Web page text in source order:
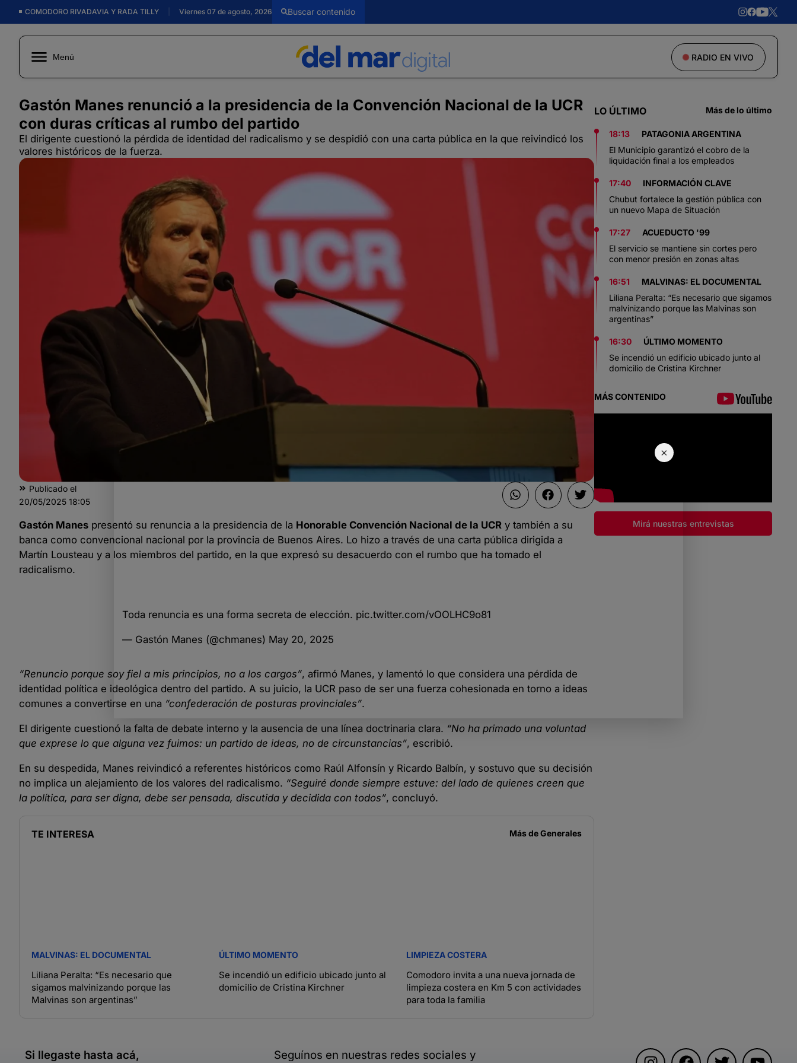
COMODORO RIVADAVIA Y RADA TILLY Viernes 07 de agosto, 2026
Menú RADIO EN VIVO
×
Gastón Manes renunció a la presidencia de la Convención Nacional de la UCR
con duras críticas al rumbo del partido
El dirigente cuestionó la pérdida de identidad del radicalismo y se despidió con una carta pública en la que reivindicó los
valores históricos de la fuerza.
Publicado el
20/05/2025 18:05
Gastón Manes presentó su renuncia a la presidencia de la Honorable Convención Nacional de la UCR y también a su
banca como convencional nacional por la provincia de Buenos Aires. Lo hizo a través de una carta pública dirigida a
Martín Lousteau y a los miembros del partido, en la que expresó su desacuerdo con el rumbo que ha tomado el
radicalismo.
Toda renuncia es una forma secreta de elección. pic.twitter.com/vOOLHC9o81
— Gastón Manes (@chmanes) May 20, 2025
“Renuncio porque soy fiel a mis principios, no a los cargos”, afirmó Manes, y lamentó lo que considera una pérdida de
identidad política e ideológica dentro del partido. A su juicio, la UCR paso de ser una fuerza cohesionada en torno a ideas
comunes a convertirse en una “confederación de posturas provinciales”.
El dirigente cuestionó la falta de debate interno y la ausencia de una línea doctrinaria clara. “No ha primado una voluntad
que exprese lo que alguna vez fuimos: un partido de ideas, no de circunstancias”, escribió.
En su despedida, Manes reivindicó a referentes históricos como Raúl Alfonsín y Ricardo Balbín, y sostuvo que su decisión
no implica un alejamiento de los valores del radicalismo. “Seguiré donde siempre estuve: del lado de quienes creen que
la política, para ser digna, debe ser pensada, discutida y decidida con todos”, concluyó.
TE INTERESA Más deGenerales
MALVINAS: EL DOCUMENTAL
Liliana Peralta: “Es necesario que
sigamos malvinizando porque las
Malvinas son argentinas”
ÚLTIMO MOMENTO
Se incendió un edificio ubicado junto al
domicilio de Cristina Kirchner
LIMPIEZA COSTERA
Comodoro invita a una nueva jornada de
limpieza costera en Km 5 con actividades
para toda la familia
LO ÚLTIMO Más de lo último
18:13
PATAGONIA ARGENTINA
El Municipio garantizó el cobro de la
liquidación final a los empleados
17:40
INFORMACIÓN CLAVE
Chubut fortalece la gestión pública con
un nuevo Mapa de Situación
17:27
ACUEDUCTO '99
El servicio se mantiene sin cortes pero
con menor presión en zonas altas
16:51
MALVINAS: EL DOCUMENTAL
Liliana Peralta: “Es necesario que sigamos
malvinizando porque las Malvinas son
argentinas”
16:30
ÚLTIMO MOMENTO
Se incendió un edificio ubicado junto al
domicilio de Cristina Kirchner
MÁS CONTENIDO
Mirá nuestras entrevistas
Si llegaste hasta acá,
Seguínos en nuestras redes sociales y